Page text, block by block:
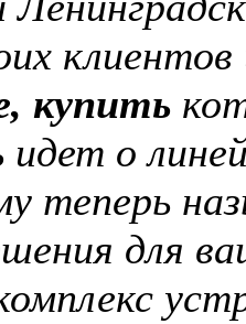
купить
идет о
теперь
для